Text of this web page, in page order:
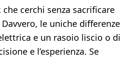
cerchi senza sacrificare
le uniche differenze
e un rasoio liscio o di
e l’esperienza. Se